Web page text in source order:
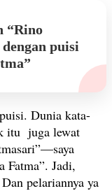
“Rino
puisi
Dunia kata-
itu juga lewat
Fatma”. Jadi,
pelariannya ya